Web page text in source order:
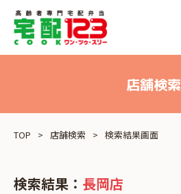
店舗検索
TOP 店舗検索 検索結果画面
検索結果： 長岡店